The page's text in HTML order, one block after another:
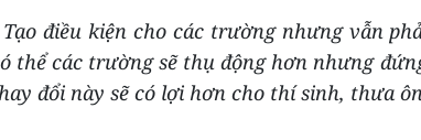
điều kiện cho các trường nhưng vẫn
thể các trường sẽ thụ động hơn nhưng
đổi này sẽ có lợi hơn cho thí sinh, thưa